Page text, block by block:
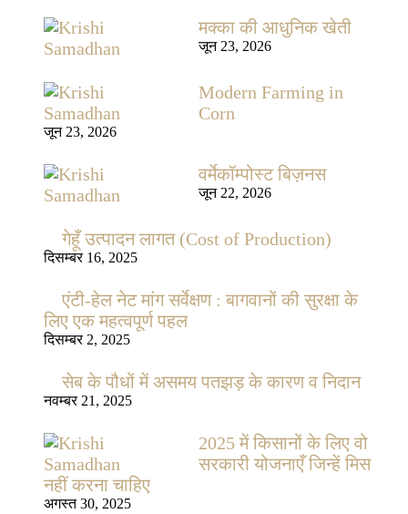
मक्का की आधुनिक खेती
जून 23, 2026
Modern Farming in
Corn
जून 23, 2026
वर्मेकॉम्पोस्ट बिज़नस
जून 22, 2026
गेहूँ उत्पादन लागत (Cost of Production)
दिसम्बर 16, 2025
एंटी-हेल नेट मांग सर्वेक्षण : बागवानों की सुरक्षा के
लिए एक महत्वपूर्ण पहल
दिसम्बर 2, 2025
सेब के पौधों में असमय पतझड़ के कारण व निदान
नवम्बर 21, 2025
2025 में किसानों के लिए वो
सरकारी योजनाएँ जिन्हें मिस
नहीं करना चाहिए
अगस्त 30, 2025